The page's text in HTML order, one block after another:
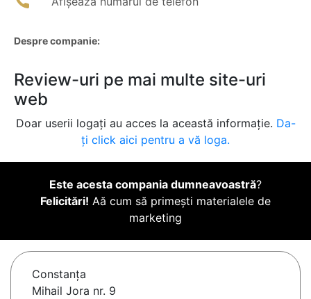
Despre companie:
Review-uri pe mai multe site-uri
web
Doar userii logați au acces la această informație. Da-
ți click aici pentru a vă loga.
Este acesta compania dumneavoastră?
Felicitări! Aă cum să primești materialele de
marketing
Constanţa
Mihail Jora nr. 9